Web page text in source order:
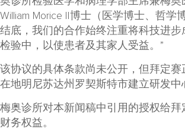
William Morice II博士（医学博士、哲学
结底，我们的合作始终注重将科技进步
检验中，以使患者及其家人受益。”
该协议的具体条款尚未公开，但拜定赛
在地明尼苏达州罗契斯特市建立研发中
梅奥诊所对本新闻稿中引用的授权给拜
财务权益。